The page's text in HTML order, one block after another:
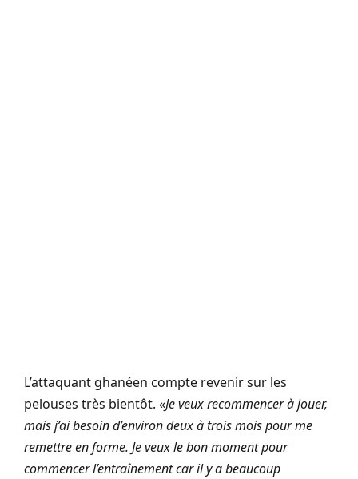
L’attaquant ghanéen compte revenir sur les
pelouses très bientôt. «Je veux recommencer à jouer,
mais j’ai besoin d’environ deux à trois mois pour me
remettre en forme. Je veux le bon moment pour
commencer l’entraînement car il y a beaucoup